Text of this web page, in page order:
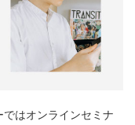
はオンラインセミナ